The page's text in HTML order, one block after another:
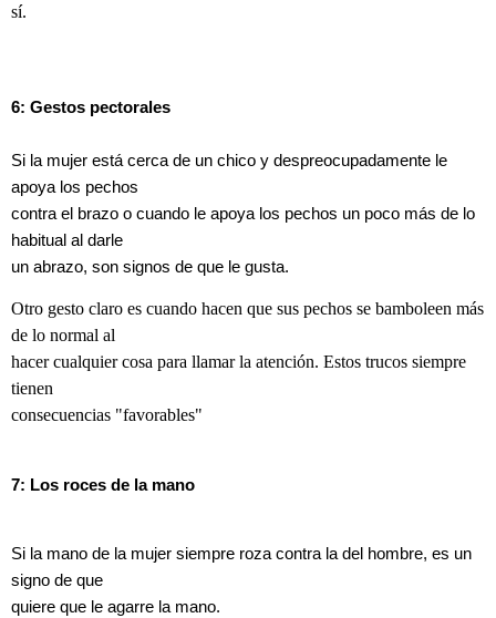
sí.
6: Gestos pectorales
Si la mujer está cerca de un chico y despreocupadamente le
apoya los pechos
contra el brazo o cuando le apoya los pechos un poco más de lo
habitual al darle
un abrazo, son signos de que le gusta.
Otro gesto claro es cuando hacen que sus pechos se bamboleen más
de lo normal al
hacer cualquier cosa para llamar la atención. Estos trucos siempre
tienen
consecuencias "favorables"
7: Los roces de la mano
Si la mano de la mujer siempre roza contra la del hombre, es un
signo de que
quiere que le agarre la mano.